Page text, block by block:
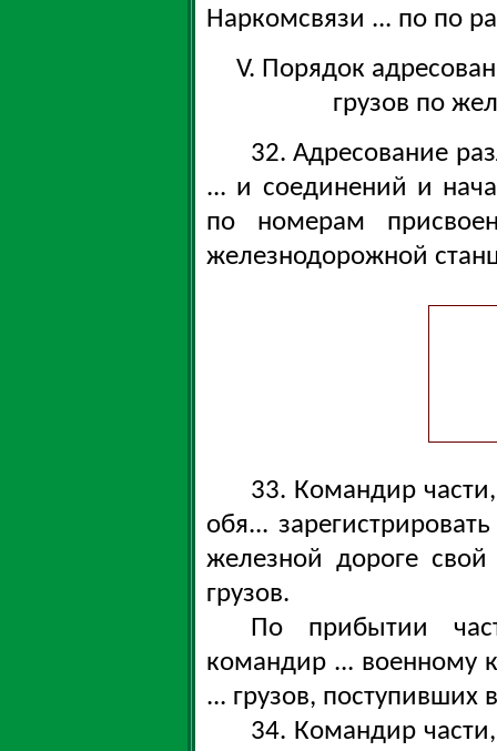
Наркомсвязи ... по по
V. Порядок
грузов по
32. Адресование
... и соединений и
по номерам
железнодорожной
33. Командир
обя...
железной дороге
грузов.
По прибытии
командир ... военному
... грузов, поступивших
34. Командир